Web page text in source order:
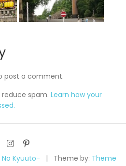
post a comment.
reduce spam. Learn how your
No Kyuuto- Theme by: Theme